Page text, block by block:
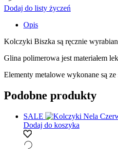
Dodaj do listy życzeń
Opis
Kolczyki Biszka są ręcznie
Glina polimerowa jest materiałem
Elementy metalowe wykonane są
Podobne produkty
SALE
Dodaj do koszyka